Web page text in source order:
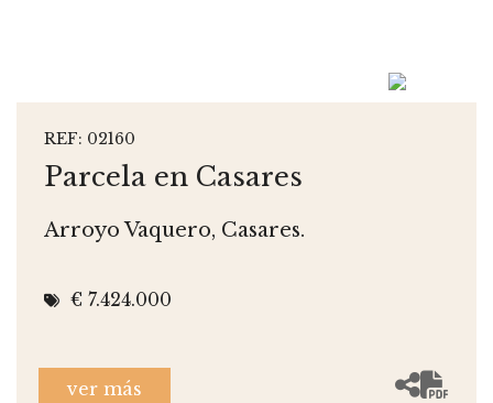
REF: 02160
Parcela en Casares
Arroyo Vaquero, Casares.
€ 7.424.000
ver más